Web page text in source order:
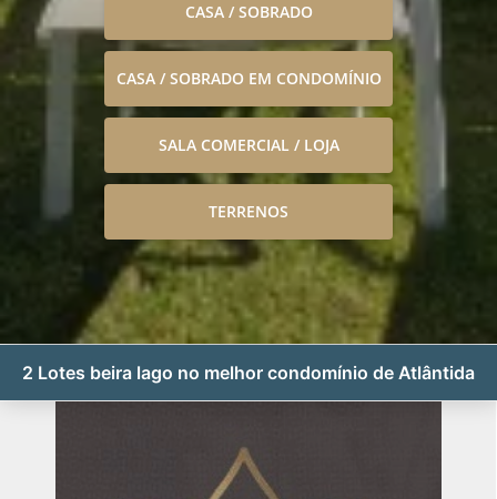
CASA / SOBRADO
CASA / SOBRADO EM CONDOMÍNIO
SALA COMERCIAL / LOJA
TERRENOS
2 Lotes beira lago no melhor condomínio de Atlântida